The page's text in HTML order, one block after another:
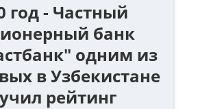
год - Частный
банк
одним из
в Узбекистане
рейтинг